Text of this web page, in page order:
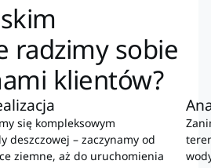
radzimy sobie
klientów?
się kompleksowym
deszczowej – zaczynamy od
ziemne, aż do uruchomienia